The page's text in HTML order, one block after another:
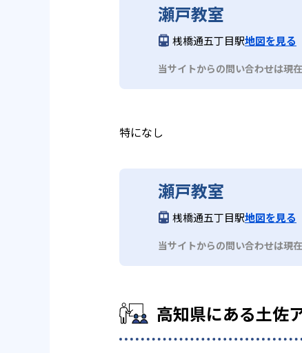
瀬戸教室
桟橋通五丁目駅地図を見る
当サイトからの問い合わせは現
特になし
瀬戸教室
桟橋通五丁目駅地図を見る
当サイトからの問い合わせは現
高知県にある土佐